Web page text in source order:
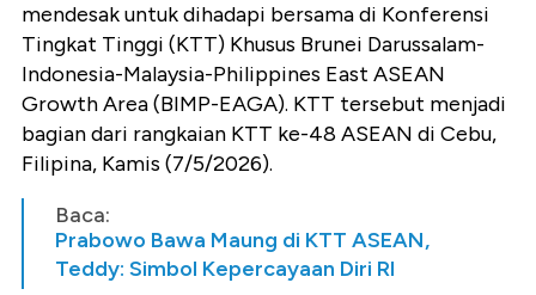
mendesak untuk dihadapi bersama di Konferensi
Tingkat Tinggi (KTT) Khusus Brunei Darussalam-
Indonesia-Malaysia-Philippines East ASEAN
Growth Area (BIMP-EAGA). KTT tersebut menjadi
bagian dari rangkaian KTT ke-48 ASEAN di Cebu,
Filipina, Kamis (7/5/2026).
Baca:
Prabowo Bawa Maung di KTT ASEAN,
Teddy: Simbol Kepercayaan Diri RI